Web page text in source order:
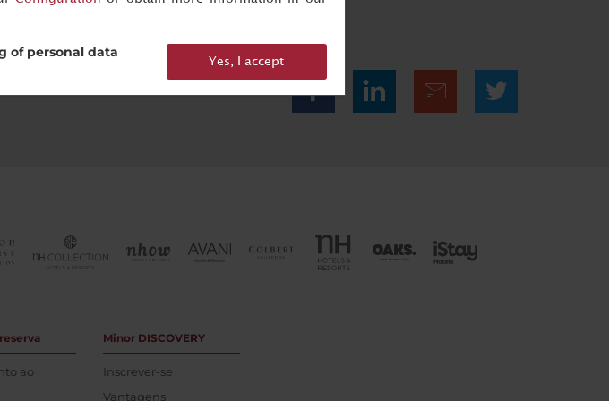
Partilhar
ao
Minor DISCOVERY
Inscrever-se
Vantagens
of personal data
Yes, I accept